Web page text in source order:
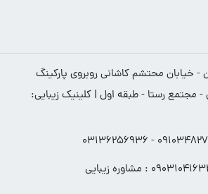
محتشم کاشانی روبروی پارکینگ
رستا - طبقه اول | کلینیک زیبایی:
- ۰۳۱۳۶۲۵۶۹۳۶
: مشاوره زیبایی